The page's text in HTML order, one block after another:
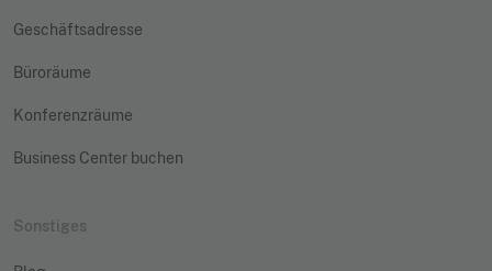
Geschäftsadresse
Büroräume
Konferenzräume
Business Center buchen
Sonstiges